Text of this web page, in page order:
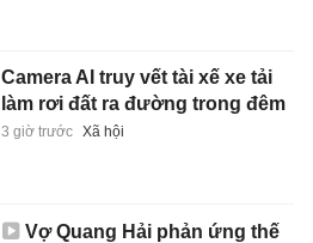
Camera AI truy vết tài xế xe tải
làm rơi đất ra đường trong đêm
3 giờ trước Xã hội
Vợ Quang Hải phản ứng thế